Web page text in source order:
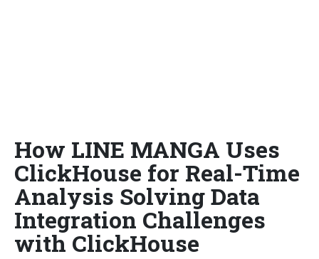
How LINE MANGA Uses
ClickHouse for Real-Time
Analysis Solving Data
Integration Challenges
with ClickHouse